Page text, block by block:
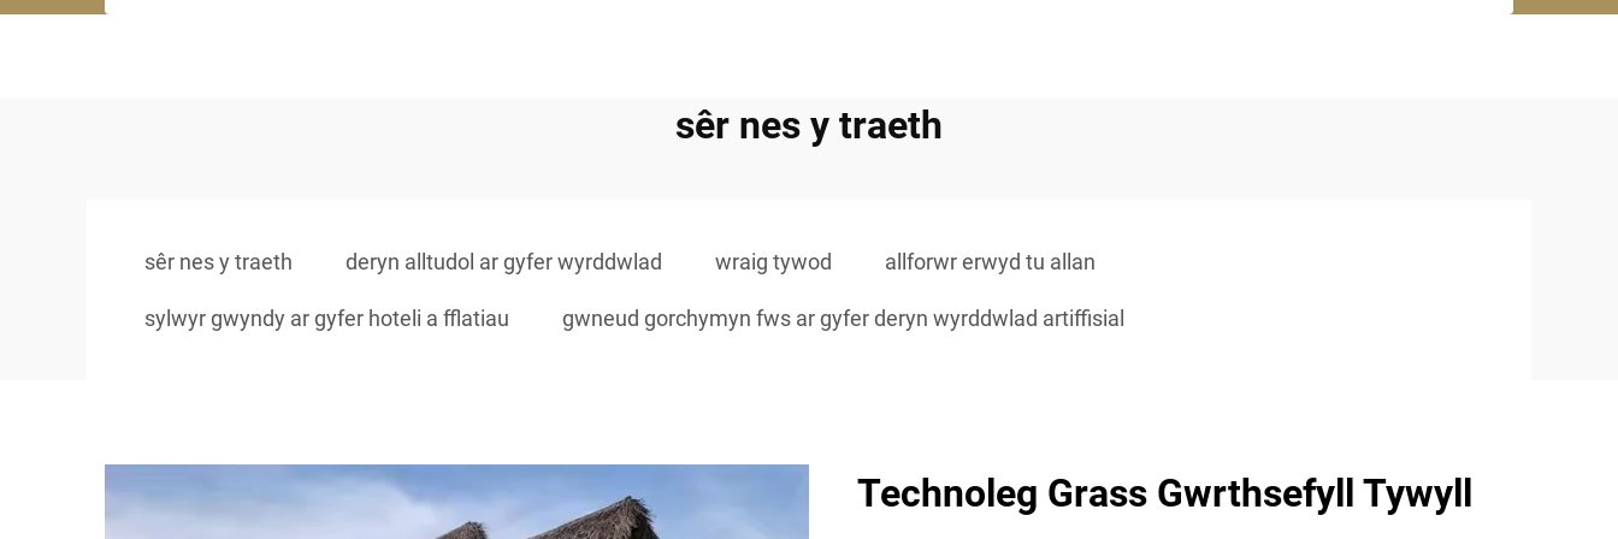
sêr nes y traeth
sêr nes y traeth deryn alltudol ar gyfer wyrddwlad wraig tywod allforwr erwyd tu allan
sylwyr gwyndy ar gyfer hoteli a fflatiau gwneud gorchymyn fws ar gyfer deryn wyrddwlad artiffisial
Technoleg Grass Gwrthsefyll Tywyll